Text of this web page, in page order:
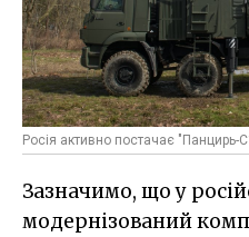
Росія активно постачає "Панцирь-
Зазначимо, що у
модернізований